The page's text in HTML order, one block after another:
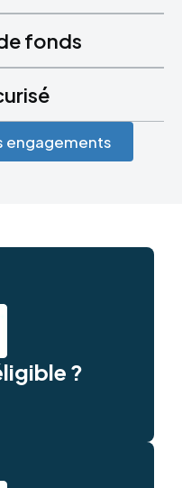
fonds
engagements
?